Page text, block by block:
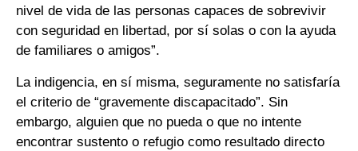
nivel de vida de las personas capaces de sobrevivir
con seguridad en libertad, por sí solas o con la ayuda
de familiares o amigos”.
La indigencia, en sí misma, seguramente no satisfaría
el criterio de “gravemente discapacitado”. Sin
embargo, alguien que no pueda o que no intente
encontrar sustento o refugio como resultado directo